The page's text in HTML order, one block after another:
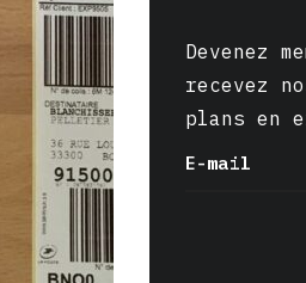
Devenez
recevez
plans en
E-mail